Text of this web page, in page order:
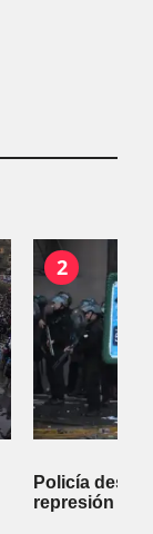
2
Policía
represión